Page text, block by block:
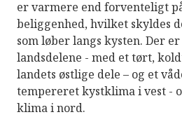
er varmere end forventeligt
beliggenhed, hvilket skyldes
som løber langs kysten. Der
landsdelene - med et tørt,
landets østlige dele – og et
tempereret kystklima i vest -
klima i nord.